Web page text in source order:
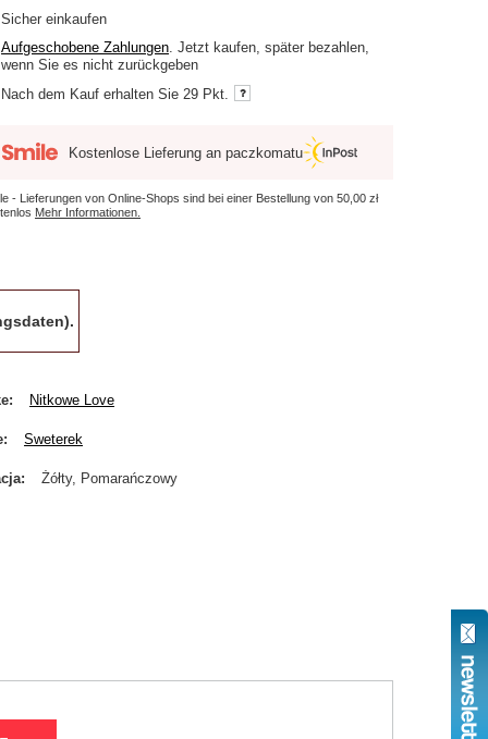
Sicher einkaufen
Aufgeschobene Zahlungen. Jetzt kaufen, später bezahlen,
wenn Sie es nicht zurückgeben
Nach dem Kauf erhalten Sie 29 Pkt.
Kostenlose Lieferung an paczkomatu
- Lieferungen von Online-Shops sind bei einer Bestellung von50,00 zł
Mehr Informationen.
Nitkowe Love
Sweterek
Żółty, Pomarańczowy